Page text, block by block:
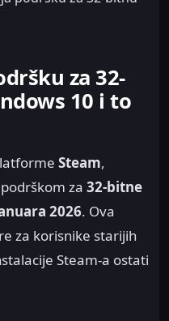
za 32-
10 i to
Steam,
za 32-bitne
2026. Ova
za korisnike starijih
Steam-a ostati